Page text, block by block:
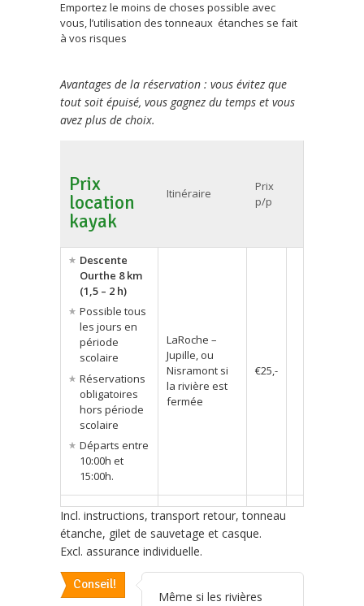
Emportez le moins de choses possible avec
vous, l’utilisation des tonneaux étanches se fait
à vos risques
Avantages de la réservation : vous évitez que
tout soit épuisé, vous gagnez du temps et vous
avez plus de choix.
Prix
location
kayak
Itinéraire
Prix
p/p
Descente
Ourthe 8 km
(1,5 – 2 h)
Possible tous
les jours en
période
scolaire
Réservations
obligatoires
hors période
scolaire
Départs entre
10:00h et
15:00h.
LaRoche –
Jupille, ou
Nisramont si
la rivière est
fermée
€25,-
Incl. instructions, transport retour, tonneau
étanche, gilet de sauvetage et casque.
Excl. assurance individuelle.
Conseil!
Même si les rivières